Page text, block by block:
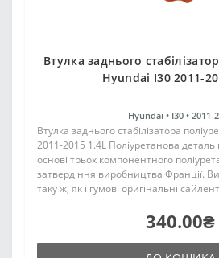
Втулка заднього
Hyundai I30 2011-
Hyundai • I30 • 2011-
Втулка заднього стабілізатора
2011-2015 1.4L Поліуретанова
основі трьох компонентного
затвердіння виробництва Франції.
таку ж, як і гумові оригінальні
340.00₴